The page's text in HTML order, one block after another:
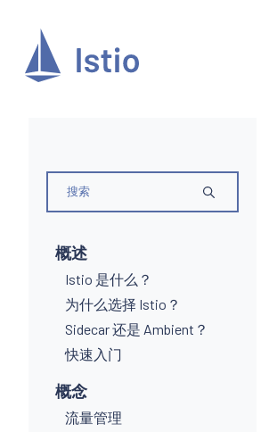
概述
Istio 是什么？
为什么选择 Istio？
Sidecar 还是 Ambient？
快速入门
概念
流量管理